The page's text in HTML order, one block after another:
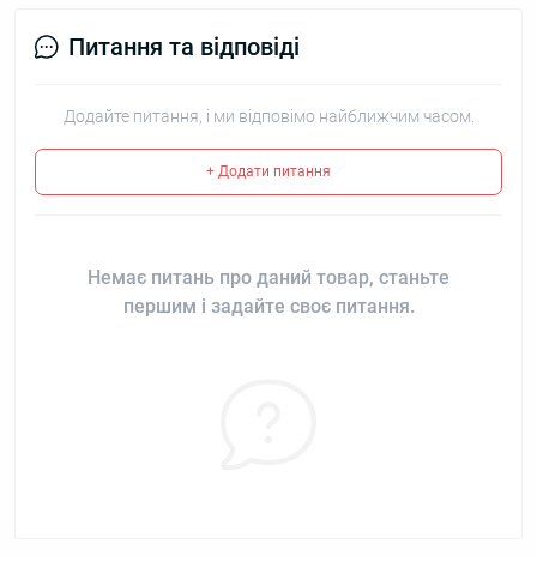
Питання та відповіді
Додайте питання, і ми відповімо найближчим часом.
+ Додати питання
Немає питань про даний товар, станьте
першим і задайте своє питання.